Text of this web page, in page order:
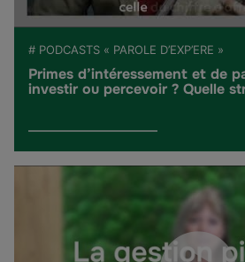
# PODCASTS « PAROLE D’EXP’ERE »
Primes d’intéressement et de
investir ou percevoir ? Quelle